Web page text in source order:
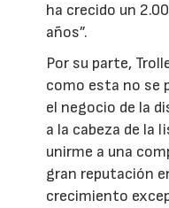
ha crecido un
años”.
Por su parte,
como esta no se
el negocio de la
a la cabeza de la
unirme a una
gran reputación
crecimiento